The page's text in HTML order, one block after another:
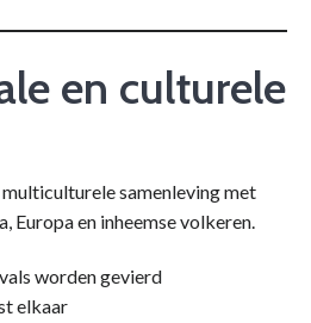
en culturele
samenleving met
Europa en inheemse volkeren.
worden gevierd
elkaar